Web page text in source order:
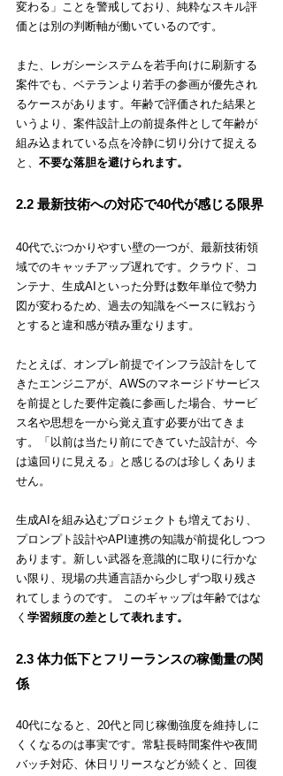
変わる」ことを警戒しており、純粋なスキル評
価とは別の判断軸が働いているのです。
また、レガシーシステムを若手向けに刷新する
案件でも、ベテランより若手の参画が優先され
るケースがあります。年齢で評価された結果と
いうより、案件設計上の前提条件として年齢が
組み込まれている点を冷静に切り分けて捉える
と、 不要な落胆を避けられます。
2.2 最新技術への対応で40代が感じる限界
40代でぶつかりやすい壁の一つが、最新技術領
域でのキャッチアップ遅れです。クラウド、コ
ンテナ、生成AIといった分野は数年単位で勢力
図が変わるため、過去の知識をベースに戦おう
とすると違和感が積み重なります。
たとえば、オンプレ前提でインフラ設計をして
きたエンジニアが、AWSのマネージドサービス
を前提とした要件定義に参画した場合、サービ
ス名や思想を一から覚え直す必要が出てきま
す。「以前は当たり前にできていた設計が、今
は遠回りに見える」と感じるのは珍しくありま
せん。
生成AIを組み込むプロジェクトも増えており、
プロンプト設計やAPI連携の知識が前提化しつつ
あります。新しい武器を意識的に取りに行かな
い限り、現場の共通言語から少しずつ取り残さ
れてしまうのです。 このギャップは年齢ではな
く 学習頻度の差として表れます。
2.3 体力低下とフリーランスの稼働量の関
係
40代になると、20代と同じ稼働強度を維持しに
くくなるのは事実です。常駐長時間案件や夜間
バッチ対応、休日リリースなどが続くと、回復